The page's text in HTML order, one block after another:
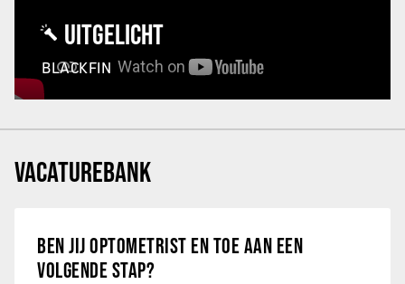
UITGELICHT
BLACKFIN
VACATUREBANK
BEN JIJ OPTOMETRIST EN TOE AAN EEN
VOLGENDE STAP?